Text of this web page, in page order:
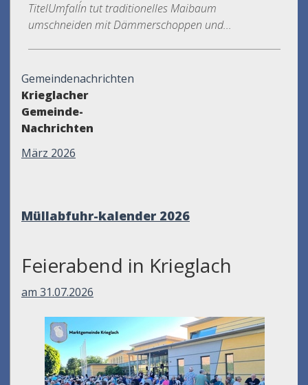
TitelUmfall´n tut traditionelles Maibaum
umschneiden mit Dämmerschoppen und...
Gemeindenachrichten
Krieglacher
Gemeinde-
Nachrichten
März 2026
Müllabfuhr-kalender 2026
Feierabend in Krieglach
am 31.07.2026